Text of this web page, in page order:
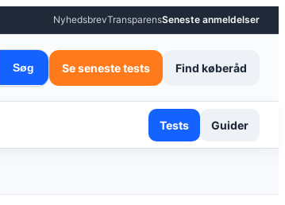
NyhedsbrevTransparensSeneste anmeldelser
Søg Se seneste tests Find køberåd
Tests Guider